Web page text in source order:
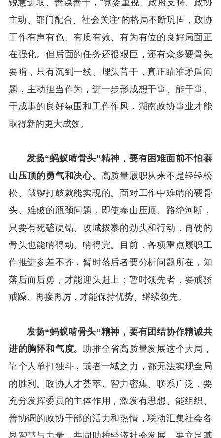
锐意进取、善谋善干，“党委重视、政府支持、政协
主动、部门配合、社会关注”的格局不断巩固，政协
工作有声有色、有质有效、有为有位的良好局面正
在强化。但后面的任务还很艰巨，还有众多硬骨头
要啃，只有沉到一线、埋头苦干，真正瞄准矛盾问
题，主动担当作为，进一步形成想干事、能干事、
干成事的良好氛围和工作作风，湖南政协事业才能
取得新的更大成效。
发扬“蚂蚁啃骨头”精神，要有困难面前不怕泰
山压顶的勇气和决心。 高质量履职从来不是轻轻松
松、敲锣打鼓就能实现的。面对工作中难啃的硬骨
头、难破的瓶颈问题，即使泰山压顶、路绝河断，
只要有死磕硬钻、攻城拔寨的劲头和行动，再硬的
骨头也能啃得动、啃得完。目前，各项重点履职工
作推进参差不齐，暂时落后者要分析问题所在，知
落后而后勇，才能迎头赶上；暂时领先者，要戒骄
戒躁、再接再厉，才能保持优势、继续领先。
发扬“蚂蚁啃骨头”精神，要有团结协作精诚共
进的胸怀和气度。 助推全省高质量发展这个大局，
靠个人单打独斗，或者一域之力，都无法实现全局
的胜利。政协人才荟萃、智力密集、联系广泛，要
充分发挥委员的主体作用，激发有思想、能组织、
善协调的政协干部的活力和热情，联动汇集社会各
界智慧与力量，共同助推经济社会发展。要立足基